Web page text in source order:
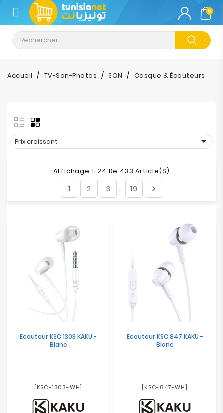
CATÉGORIE
Climatisation
Informatique
Tablette
Impression
Electroménager
Bureautique
Réseau
Mobilités
0
Accueil TV-Son-Photos SON Casque & Écouteurs
Prix croissant 
Affichage 1-24 De 433 Article(s)
1 2 3 … 19 
Ecouteur KSC 1303 KAKU -
Blanc
[KSC-1303-WH]
Ecouteur KSC 847 KAKU -
Blanc
[KSC-847-WH]